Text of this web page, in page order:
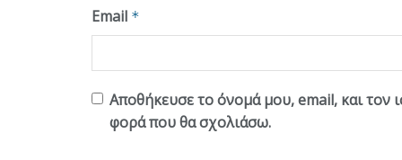
Email *
Αποθήκευσε το όνομά μου, email, και τον
φορά που θα σχολιάσω.